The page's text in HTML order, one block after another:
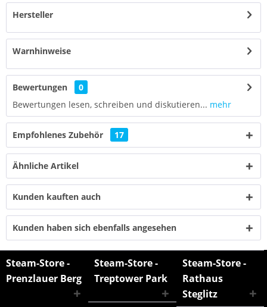
Hersteller
Warnhinweise
Bewertungen
0
Bewertungen lesen, schreiben und diskutieren... mehr
Empfohlenes Zubehör 17
Ähnliche Artikel
Kunden kauften auch
Kunden haben sich ebenfalls angesehen
Steam-Store -
Prenzlauer Berg
Steam-Store -
Treptower Park
Steam-Store -
Rathaus
Steglitz